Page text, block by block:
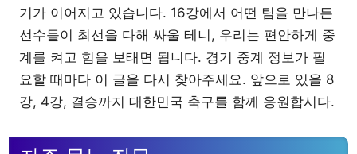
기가 이어지고 있습니다. 16강에서 어떤 팀을 만나든
선수들이 최선을 다해 싸울 테니, 우리는 편안하게 중
계를 켜고 힘을 보태면 됩니다. 경기 중계 정보가 필
요할 때마다 이 글을 다시 찾아주세요. 앞으로 있을 8
강, 4강, 결승까지 대한민국 축구를 함께 응원합시다.